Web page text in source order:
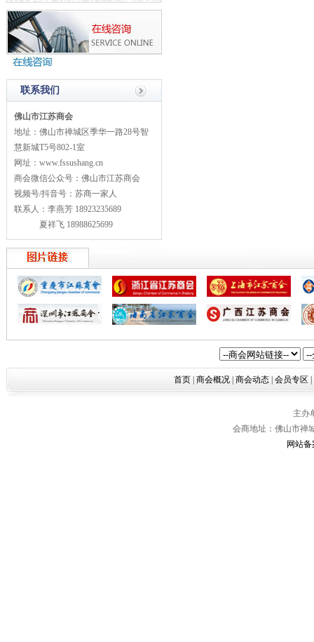
联系我们
佛山市江苏商会
地址：佛山市禅城区季华一路28号智
慧新城T5号802-1室
网址：www.fssushang.cn
商会微信公众号：佛山市江苏商会
视频号/抖音号：苏商一家人
联系人：李燕芳 18923235689
夏祥飞 18988625699
首页 商会概况 商会动态 会员专区
主办
会商地址：佛山市禅
网站备